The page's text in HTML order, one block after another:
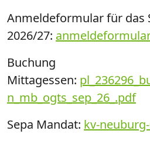
Anmeldeformular für das
2026/27:
Buchung
Mittagessen:
n_mb_ogts_sep_26_.pdf
Sepa Mandat: kv-